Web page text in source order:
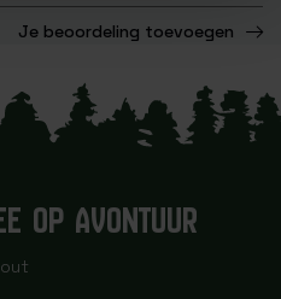
Je beoordeling toevoegen
OP AVONTUUR